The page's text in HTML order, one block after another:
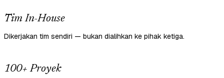
Tim In-House
Dikerjakan tim sendiri — bukan dialihkan ke pihak ketiga.
100+ Proyek